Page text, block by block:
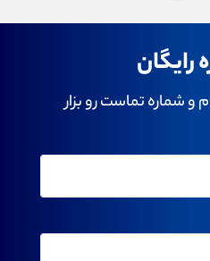
رایگان
و شماره تماست رو بزار